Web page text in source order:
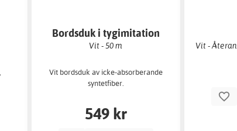
Bordsduk i tygimitation
Vit - 50 m
Vit bordsduk av icke-absorberande
syntetfiber.
549 kr
Vit -